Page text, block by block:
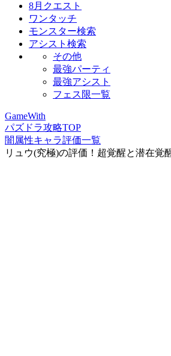
8月クエスト
ワンタッチ
モンスター検索
アシスト検索
その他
最強パーティ
最強アシスト
フェス限一覧
GameWith
パズドラ攻略TOP
闇属性キャラ評価一覧
リュウ(究極)の評価！超覚醒と潜在覚